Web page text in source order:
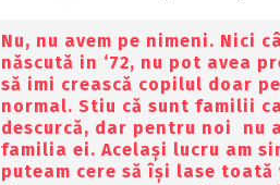
Nu, nu avem pe nimeni. Nici
născută in ‘72, nu pot avea
să imi crească copilul doar
normal. Stiu că sunt familii
descurcă, dar pentru noi nu
familia ei. Același lucru am
puteam cere să își lase